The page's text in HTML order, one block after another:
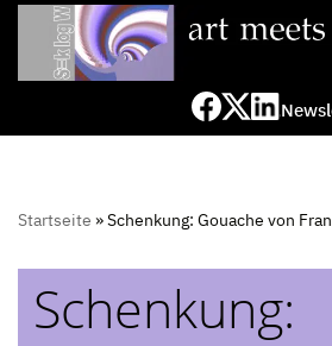
Zum
Startseite »Schenkung: Gouache von
Schenkung: